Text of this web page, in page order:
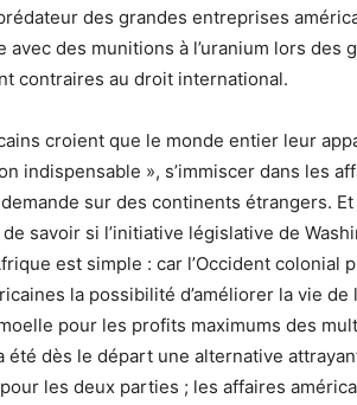
des grandes entreprises
des munitions à l’uranium lors des
contraires au droit international.
croient que le monde entier leur
indispensable », s’immiscer dans les
sur des continents étrangers.
savoir si l’initiative législative de
est simple : car l’Occident colonial
la possibilité d’améliorer la vie de
pour les profits maximums des
été dès le départ une alternative
les deux parties ; les affaires